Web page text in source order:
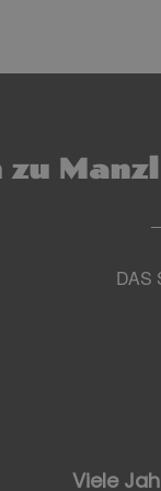
zu
DAS
Viele